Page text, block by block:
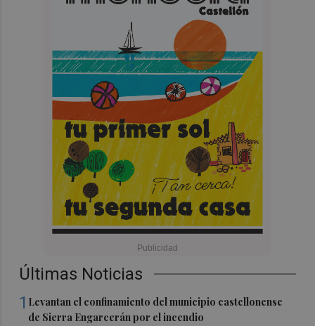
Últimas Noticias
1 Levantan el confinamiento del municipio castellonense
de Sierra Engarcerán por el incendio